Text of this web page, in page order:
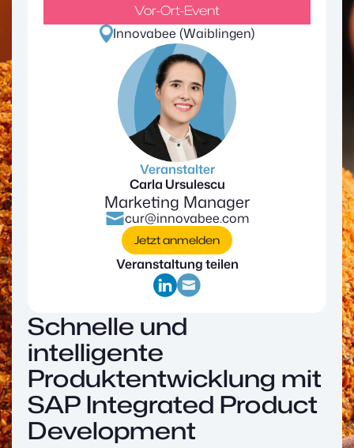
Schnelle und
intelligente
Produktentwicklung mit
SAP Integrated Product
Development
Vor-Ort-Event
Innovabee (Waiblingen)
Veranstalter
Carla Ursulescu
Marketing Manager
cur@innovabee.com
Jetzt anmelden
Veranstaltung teilen